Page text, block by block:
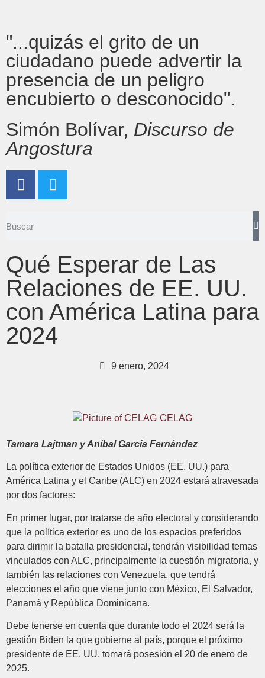
"...quizás el grito de un
ciudadano puede advertir la
presencia de un peligro
encubierto o desconocido".
Simón Bolívar, Discurso de
Angostura
Qué Esperar de Las
Relaciones de EE. UU.
con América Latina para
2024
9 enero, 2024
CELAG
Tamara Lajtman y Aníbal García Fernández
La política exterior de Estados Unidos (EE. UU.) para
América Latina y el Caribe (ALC) en 2024 estará atravesada
por dos factores:
En primer lugar, por tratarse de año electoral y considerando
que la política exterior es uno de los espacios preferidos
para dirimir la batalla presidencial, tendrán visibilidad temas
vinculados con ALC, principalmente la cuestión migratoria, y
también las relaciones con Venezuela, que tendrá
elecciones el año que viene junto con México, El Salvador,
Panamá y República Dominicana.
Debe tenerse en cuenta que durante todo el 2024 será la
gestión Biden la que gobierne al país, porque el próximo
presidente de EE. UU. tomará posesión el 20 de enero de
2025.